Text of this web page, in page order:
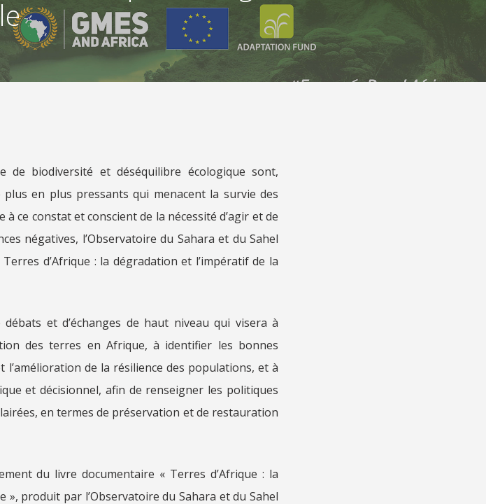
de biodiversité et déséquilibre écologique sont,
en plus pressants qui menacent la survie des
ce constat et conscient de la nécessité d’agir et de
négatives, l’Observatoire du Sahara et du Sahel
d’Afrique : la dégradation et l’impératif de la
et d’échanges de haut niveau qui visera à
des terres en Afrique, à identifier les bonnes
de la résilience des populations, et à
et décisionnel, afin de renseigner les politiques
en termes de préservation et de restauration
du livre documentaire « Terres d’Afrique : la
produit par l’Observatoire du Sahara et du Sahel